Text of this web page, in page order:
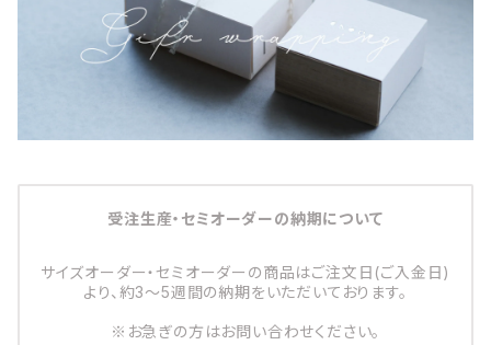
受注生産・セミオーダーの納期について
サイズオーダー・セミオーダーの商品はご注文日(ご入金日)
より、約3～5週間の納期をいただいております。
※お急ぎの方はお問い合わせください。